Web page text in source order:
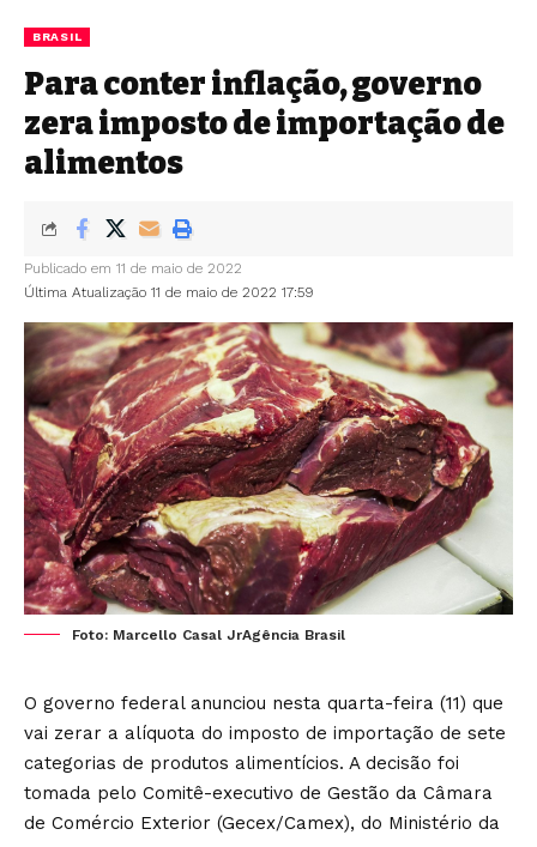
BRASIL
Para conter inflação, governo
zera imposto de importação de
alimentos
Última Atualização 11 de maio de 2022 17:59
Publicado em 11 de maio de 2022
Foto: Marcello Casal JrAgência Brasil
O governo federal anunciou nesta quarta-feira (11) que
vai zerar a alíquota do imposto de importação de sete
categorias de produtos alimentícios. A decisão foi
tomada pelo Comitê-executivo de Gestão da Câmara
de Comércio Exterior (Gecex/Camex), do Ministério da